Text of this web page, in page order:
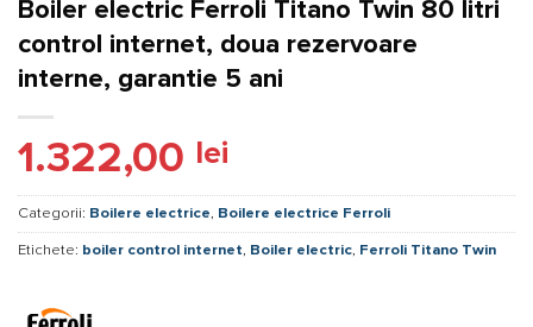
Boiler electric Ferroli Titano Twin 80 litri
control internet, doua rezervoare
interne, garantie 5 ani
1.322,00 lei
Categorii: Boilere electrice, Boilere electrice Ferroli
Etichete: boiler control internet, Boiler electric, Ferroli Titano Twin